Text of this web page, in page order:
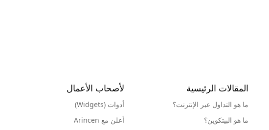
المقالات الرئيسية
ما هو التداول عبر الإنترنت؟
ما هو البيتكوين؟
لأصحاب الأعمال
أدوات (Widgets)
أعلن مع Arincen